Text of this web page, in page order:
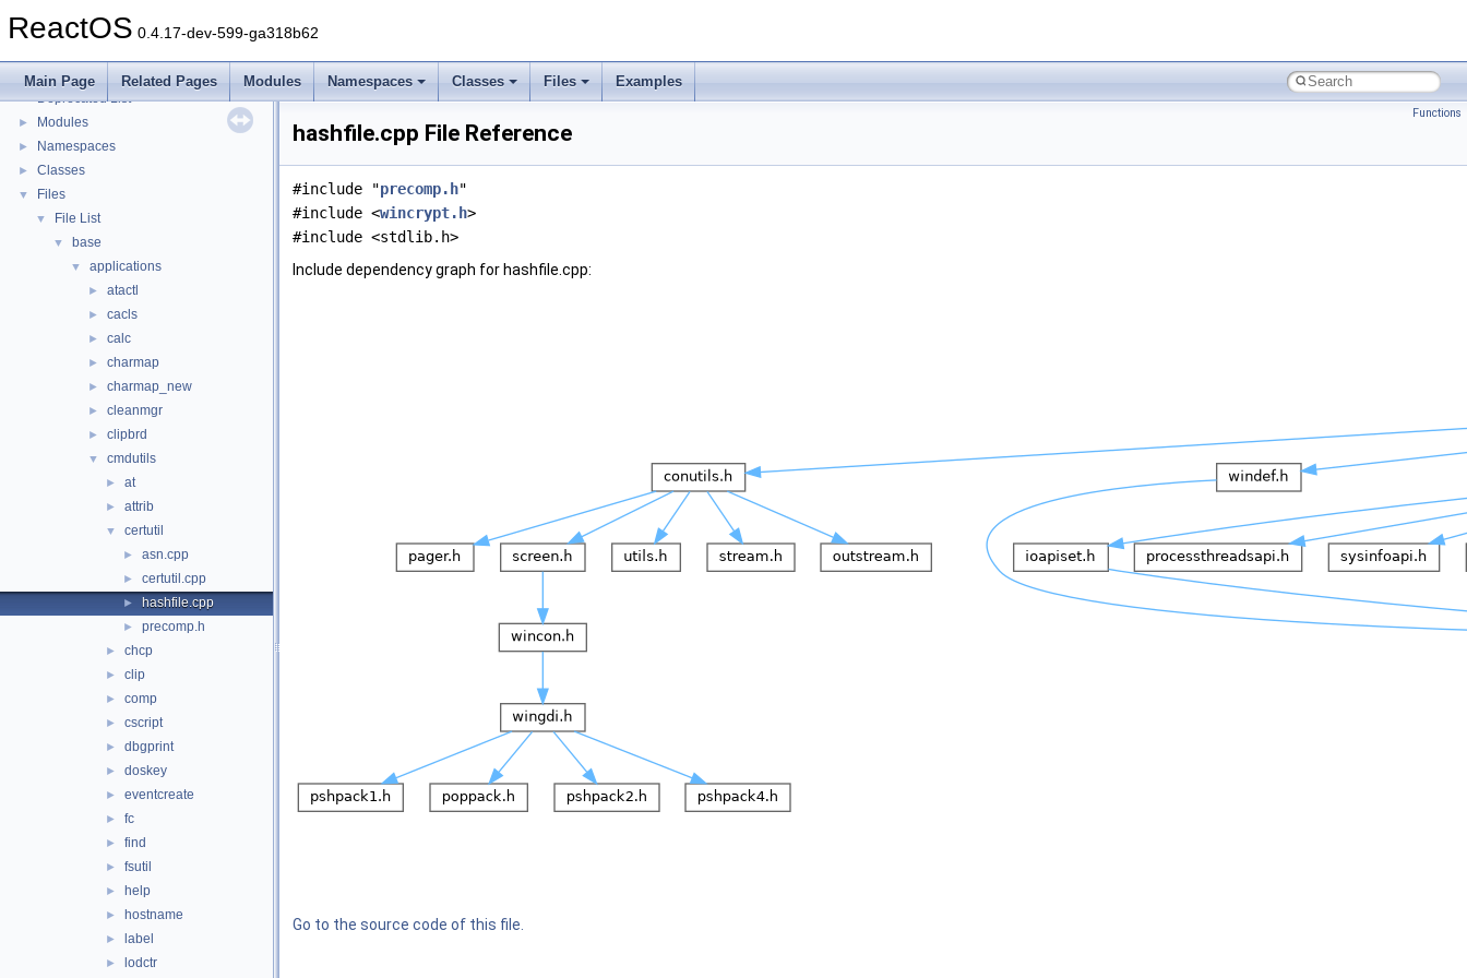
ReactOS 0.4.17-dev-599-ga318b62
Main Page Related Pages Modules Namespaces Classes Files Examples
BSD License
Todo List
Deprecated List
► Modules
► Namespaces
► Classes
▼ Files
▼ File List
▼ base
▼ applications
► atactl
► cacls
► calc
► charmap
► charmap_new
► cleanmgr
► clipbrd
▼ cmdutils
► at
► attrib
▼ certutil
► asn.cpp
► certutil.cpp
► hashfile.cpp
► precomp.h
► chcp
► clip
► comp
► cscript
► dbgprint
► doskey
► eventcreate
► fc
► find
► fsutil
► help
► hostname
► label
► lodctr
Functions
hashfile.cpp File Reference
#include "precomp.h"
#include <wincrypt.h>
#include <stdlib.h>
Include dependency graph for hashfile.cpp:
Go to the source code of this file.